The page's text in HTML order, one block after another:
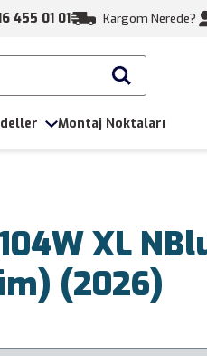
455 01 01 Kargom Nerede?
Montaj Noktaları
XL
(2026)